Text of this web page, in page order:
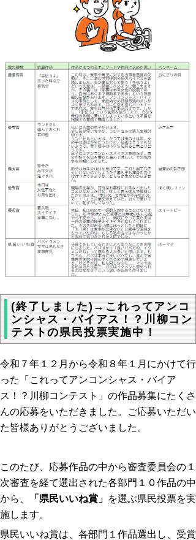
(終了しました)→これってアンコ
ンシャス・バイアス！？川柳コン
テストの県民投票実施中！
令和７年１２月から令和８年１月にかけて行
った「これってアンコンシャス・バイア
ス！？川柳コンテスト」の作品募集にたくさ
んの応募をいただきました。ご応募いただい
た皆様ありがとうございました。
このたび、応募作品の中から審査委員会の１
次審査を経て選出された各部門１０作品の中
から、
「県民いいね賞」
を選ぶ県民投票を実
施します。
県民いいね賞は、各部門１作品選出し、受賞